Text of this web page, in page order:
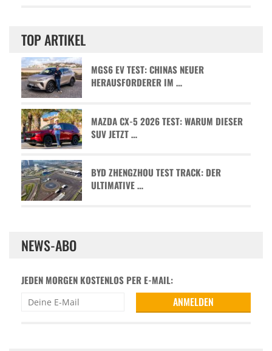
TOP ARTIKEL
MGS6 EV TEST: CHINAS NEUER
HERAUSFORDERER IM …
MAZDA CX-5 2026 TEST: WARUM DIESER
SUV JETZT …
BYD ZHENGZHOU TEST TRACK: DER
ULTIMATIVE …
NEWS-ABO
JEDEN MORGEN KOSTENLOS PER E-MAIL: